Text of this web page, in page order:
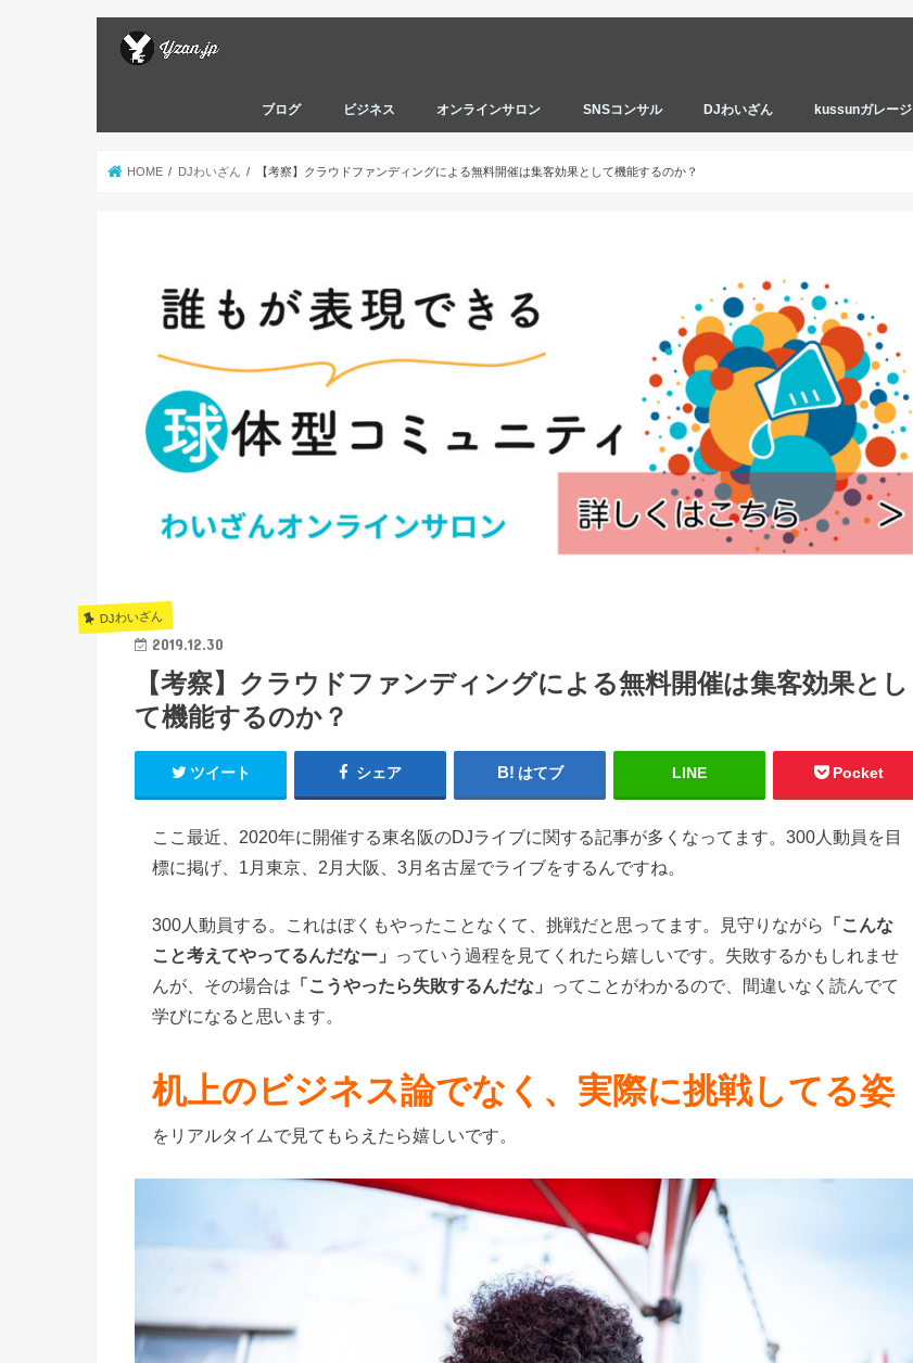
ブログ ビジネス オンラインサロン SNSコンサル DJわいざん kussunガレージ
HOME DJわいざん 【考察】クラウドファンディングによる無料開催は集客効果として機能するのか？
DJわいざん
2019.12.30
【考察】クラウドファンディングによる無料開催は集客効果とし
て機能するのか？
ツイート シェア はてブ LINE Pocket
ここ最近、2020年に開催する東名阪のDJライブに関する記事が多くなってます。300人動員を目
標に掲げ、1月東京、2月大阪、3月名古屋でライブをするんですね。
300人動員する。これはぼくもやったことなくて、挑戦だと思ってます。見守りながら
「こんな
こと考えてやってるんだなー」
っていう過程を見てくれたら嬉しいです。失敗するかもしれませ
んが、その場合は 「こうやったら失敗するんだな」
ってことがわかるので、間違いなく読んでて
学びになると思います。
机上のビジネス論でなく、実際に挑戦してる姿
をリアルタイムで見てもらえたら嬉しいです。